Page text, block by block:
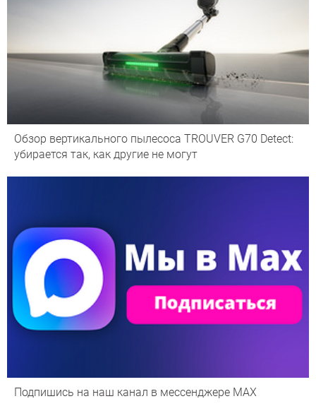
Обзор вертикального пылесоса TROUVER G70 Detect:
убирается так, как другие не могут
Подпишись на наш канал в мессенджере МАХ